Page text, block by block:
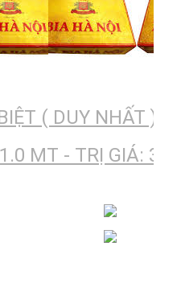
( DUY NHẤT )
MT - TRỊ GIÁ: